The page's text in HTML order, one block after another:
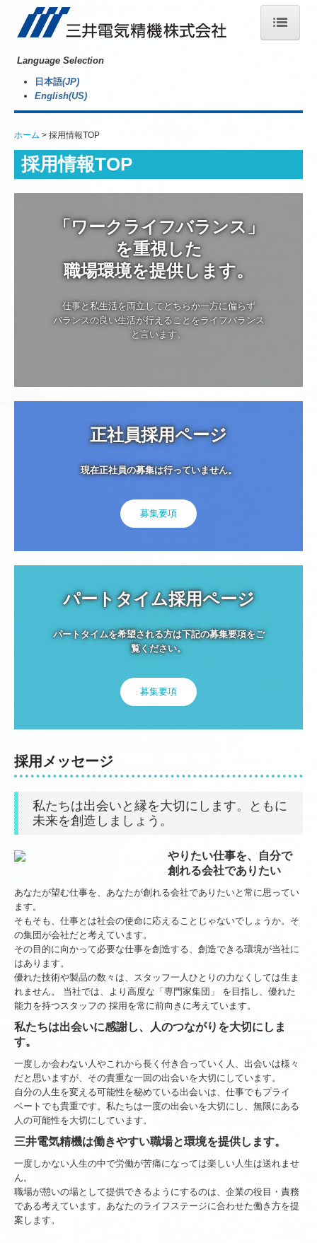
製品案内
会社情報
ニュース
Language Selection
日本語(JP)
English(US)
ホーム 採用情報TOP
採用情報TOP
「ワークライフバランス」
を重視した
職場環境を提供します。
仕事と私生活を両立してどちらか一方に偏らず
バランスの良い生活が行えることをライフバランス
と言います。
正社員採用ページ
現在正社員の募集は行っていません。
募集要項
パートタイム採用ページ
パートタイムを希望される方は下記の募集要項をご
覧ください。
募集要項
採用メッセージ
私たちは出会いと縁を大切にします。ともに
未来を創造しましょう。
やりたい仕事を、自分で
創れる会社でありたい
あなたが望む仕事を、あなたが創れる会社でありたいと常に思ってい
ます。
そもそも、仕事とは社会の使命に応えることじゃないでしょうか。そ
の集団が会社だと考えています。
その目的に向かって必要な仕事を創造する、創造できる環境が当社に
はあります。
優れた技術や製品の数々は、スタッフ一人ひとりの力なくしては生ま
れません。 当社では、より高度な「専門家集団」 を目指し、優れた
能力を持つスタッフの 採用を常に前向きに考えています。
私たちは出会いに感謝し、人のつながりを大切にしま
す。
一度しか会わない人やこれから長く付き合っていく人、出会いは様々
だと思いますが、その貴重な一回の出会いを大切にしています。
自分の人生を変える可能性を秘めている出会いは、仕事でもプライ
ベートでも貴重です。私たちは一度の出会いを大切にし、無限にある
人の可能性を大切にしています。
三井電気精機は働きやすい職場と環境を提供します。
一度しかない人生の中で労働が苦痛になっては楽しい人生は送れませ
ん。
職場が憩いの場として提供できるようにするのは、企業の役目・責務
である考えています。あなたのライフステージに合わせた働き方を提
案します。